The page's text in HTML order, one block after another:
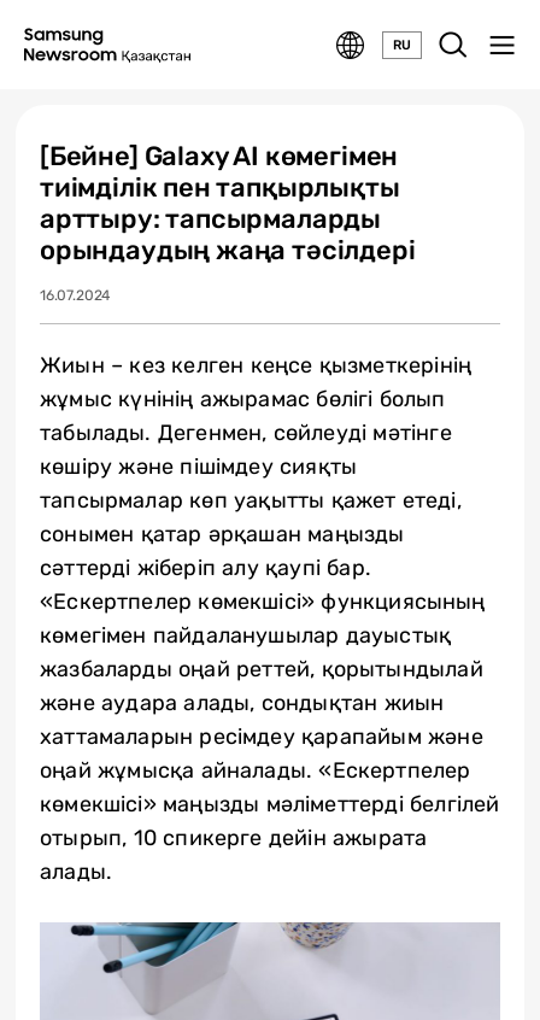
RU
[Бейне] Galaxy AI көмегімен
тиімділік пен тапқырлықты
арттыру: тапсырмаларды
орындаудың жаңа тәсілдері
16.07.2024
Жиын – кез келген кеңсе қызметкерінің
жұмыс күнінің ажырамас бөлігі болып
табылады. Дегенмен, сөйлеуді мәтінге
көшіру және пішімдеу сияқты
тапсырмалар көп уақытты қажет етеді,
сонымен қатар әрқашан маңызды
сәттерді жіберіп алу қаупі бар.
«Ескертпелер көмекшісі» функциясының
көмегімен пайдаланушылар дауыстық
жазбаларды оңай реттей, қорытындылай
және аудара алады, сондықтан жиын
хаттамаларын ресімдеу қарапайым және
оңай жұмысқа айналады. «Ескертпелер
көмекшісі» маңызды мәліметтерді белгілей
отырып, 10 спикерге дейін ажырата
алады.